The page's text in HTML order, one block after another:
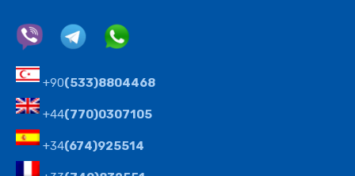
+90(533)8804468
+44(770)0307105
+34(674)925514